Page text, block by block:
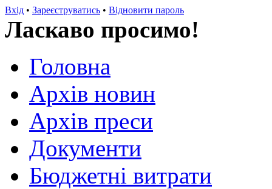
Вхід • Зареєструватись • Відновити пароль
Ласкаво просимо!
Головна
Архів новин
Архів преси
Документи
Бюджетні витрати